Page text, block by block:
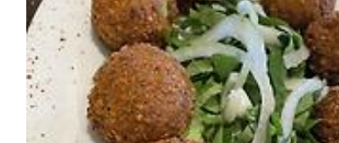
는 순무와 양배추를 교배하여 만들어진 채소이다. 콜
를 의미하고 라비는 순무를 의미한다. 콜라비는 이 두
다. 무의 단단한 조직력을 갖고 있어 무와 비슷한 크런
고 아린 맛이 아닌 단맛만 존재하여 생으로 섭취하기
리에 활용되고 있다. 콜라비는..